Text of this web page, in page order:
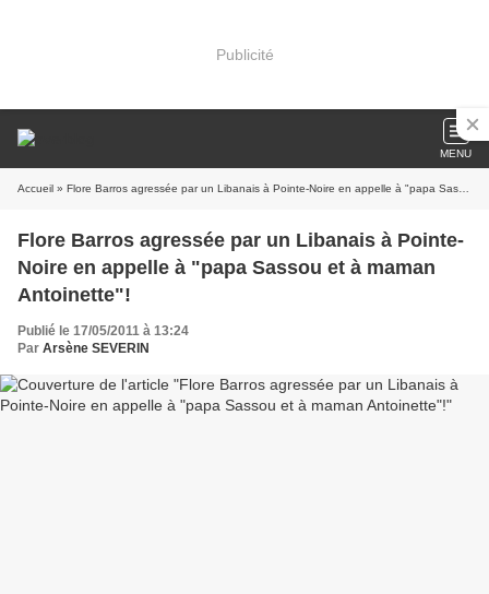
Publicité
MENU
Accueil » Flore Barros agressée par un Libanais à Pointe-Noire en appelle à "papa Sassou et à maman Antoinette"!
Flore Barros agressée par un Libanais à Pointe-
Noire en appelle à "papa Sassou et à maman
Antoinette"!
Publié le 17/05/2011 à 13:24
Par Arsène SEVERIN